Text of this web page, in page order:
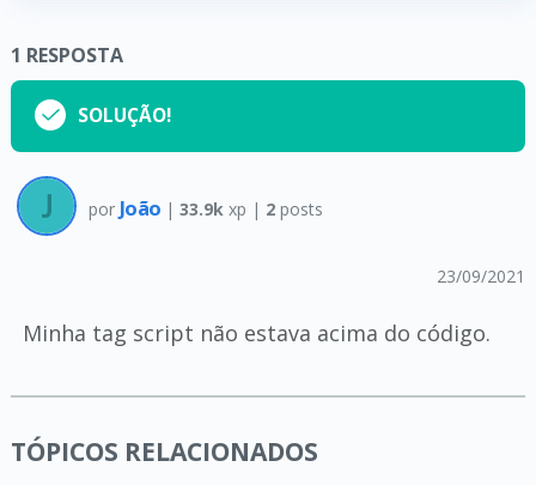
1 RESPOSTA
SOLUÇÃO!
por João | 33.9kxp | 2posts
23/09/2021
Minha tag script não estava acima do código.
TÓPICOS RELACIONADOS